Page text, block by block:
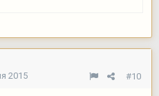
#10
2015